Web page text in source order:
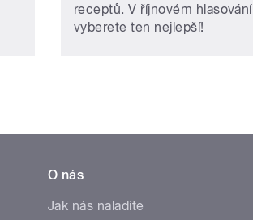
receptů. V říjnovém hlasování
vyberete ten nejlepší!
O nás
Jak nás naladíte